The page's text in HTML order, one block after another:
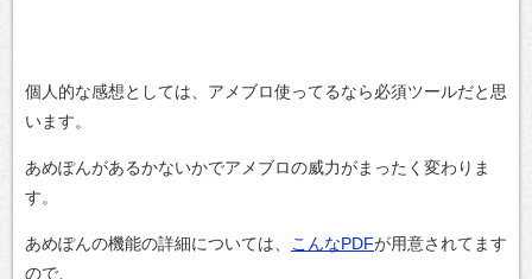
個人的な感想としては、アメブロ使ってるなら必須ツールだと思
います。
あめぽんがあるかないかでアメブロの威力がまったく変わりま
す。
あめぽんの機能の詳細については、 こんなPDFが用意されてます
ので、